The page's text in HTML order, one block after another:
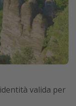
valida per